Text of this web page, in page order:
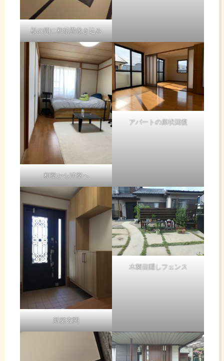
板の間に和紙畳敷き込み
和室から洋室へ
アパートの原状回復
新築玄関
木製目隠しフェンス